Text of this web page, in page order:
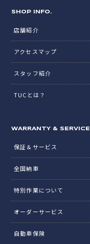
SHOP INFO.
店舗紹介
アクセスマップ
スタッフ紹介
TUCとは？
WARRANTY & SERVICE
保証＆サービス
全国納車
特別作業について
オーダーサービス
自動車保険